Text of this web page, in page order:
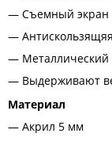
Съемный экран
Выдерживают
Материал
Акрил 5 мм